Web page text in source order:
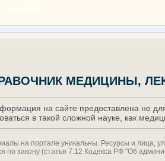
МЕДИЦИНЫ,
на сайте предоставлена не
в такой сложной науке, как
на портале уникальны. Ресурсы и лица,
по закону (статья 7.12 Кодекса РФ "Об